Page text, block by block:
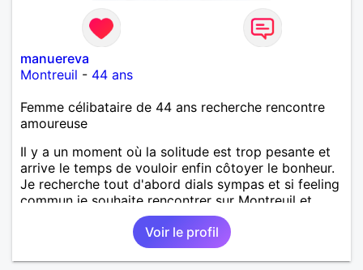
manuereva
Montreuil - 44 ans
Femme célibataire de 44 ans recherche rencontre
amoureuse
Il y a un moment où la solitude est trop pesante et
arrive le temps de vouloir enfin côtoyer le bonheur.
Je recherche tout d'abord dials sympas et si feeling
commun je souhaite rencontrer sur Montreuil et
secteur alentours, pourquoi pas.
Voir le profil